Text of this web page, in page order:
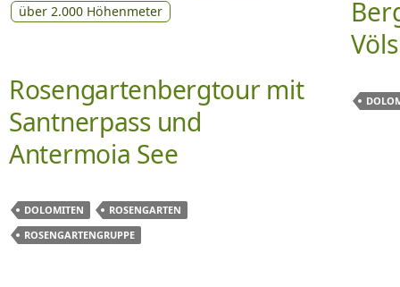
über 2.000 Höhenmeter
Rosengartenbergtour mit
Santnerpass und
Antermoia See
DOLOMITEN
ROSENGARTEN
ROSENGARTENGRUPPE